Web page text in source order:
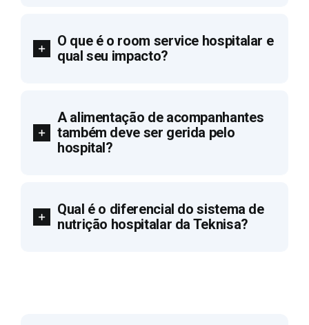
O que é o room service hospitalar e
qual seu impacto?
A alimentação de acompanhantes
também deve ser gerida pelo
hospital?
Qual é o diferencial do sistema de
nutrição hospitalar da Teknisa?